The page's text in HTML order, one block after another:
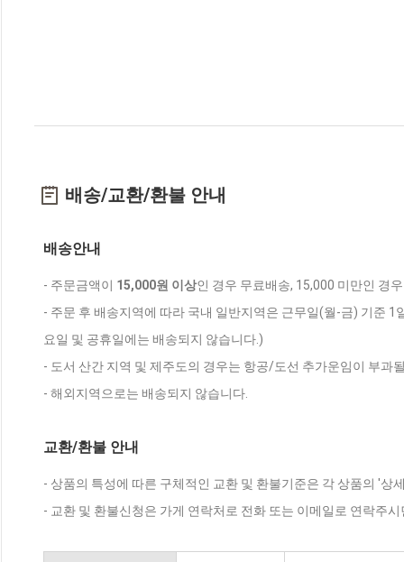
배송/교환/환불 안내
배송안내
- 주문금액이 15,000원 이상인 경우 무료배송, 15,000 미만인 경
- 주문 후 배송지역에 따라 국내 일반지역은 근무일(월-금) 기준
요일 및 공휴일에는 배송되지 않습니다.)
- 도서 산간 지역 및 제주도의 경우는 항공/도선 추가운임이 부과
- 해외지역으로는 배송되지 않습니다.
교환/환불 안내
- 상품의 특성에 따른 구체적인 교환 및 환불기준은 각 상품의 '상
- 교환 및 환불신청은 가게 연락처로 전화 또는 이메일로 연락주